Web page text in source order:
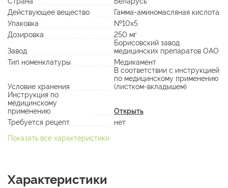
Действующее вещество
Гамма-аминомасляная кислота
Упаковка
№10х5
Дозировка
250 мг
Завод
Борисовский завод
медицинских препаратов ОАО
Тип номенклатуры
Медикамент
Условие хранения
В соответствии с инструкцией
по медицинскому применению
(листком-вкладышем)
Инструкция по
медицинскому
применению
Открыть
Требуется рецепт
нет
Показать все характеристики
Характеристики